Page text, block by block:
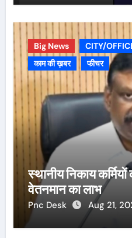
Big News CITY/
काम की ख़बर
फीचर
स्थानीय निकाय
वेतनमान का लाभ
Pnc Desk Aug 21,